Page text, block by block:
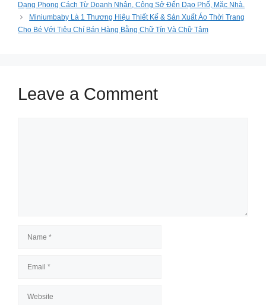
Dạng Phong Cách Từ Doanh Nhân, Công Sở Đến Dạo Phố, Mặc Nhà.
Miniumbaby Là 1 Thương Hiệu Thiết Kế & Sản Xuất Áo Thời Trang
Cho Bé Với Tiêu Chí Bán Hàng Bằng Chữ Tín Và Chữ Tâm
Leave a Comment